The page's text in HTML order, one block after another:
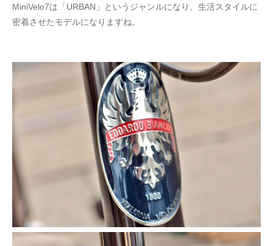
MiniVelo7は「URBAN」というジャンルになり、生活スタイルに
密着させたモデルになりますね。